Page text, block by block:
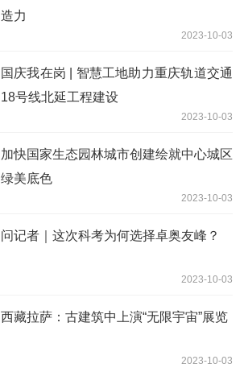
造力
2023-10-03
国庆我在岗 | 智慧工地助力重庆轨道交通
18号线北延工程建设
2023-10-03
加快国家生态园林城市创建绘就中心城区
绿美底色
2023-10-03
问记者｜这次科考为何选择卓奥友峰？
2023-10-03
西藏拉萨：古建筑中上演“无限宇宙”展览
2023-10-03